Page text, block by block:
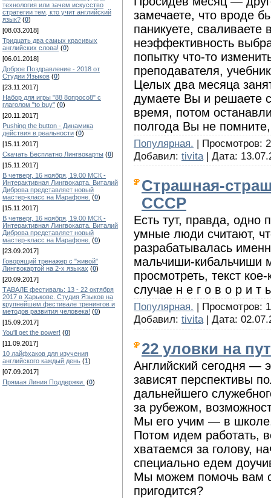
технология или зачем искусство
стратегии тем, кто учит английский
язык? (0)
[08.03.2018]
Тридцать два самых красивых
английских слова! (0)
[06.01.2018]
Доброе Поздравление - 2018 от
Студии Языков (0)
[23.11.2017]
Набор для игры "88 8опросо8" с
глаголом "to buy" (0)
[20.11.2017]
Pushing the button - Динамика
действия в реальности (0)
[15.11.2017]
Скачать Бесплатно Лингвокарты (0)
[15.11.2017]
В четверг, 16 ноября, 19.00 МСК -
Интерактивная Лингвокарта. Виталий
Диброва представляет новый
мастер-класс на Марафоне. (0)
[15.11.2017]
В четверг, 16 ноября, 19.00 МСК -
Интерактивная Лингвокарта. Виталий
Диброва представляет новый
мастер-класс на Марафоне. (0)
[23.09.2017]
Говорящий тренажер с "живой"
Лингвокартой на 2-х языках (0)
[20.09.2017]
ТАВАЛЕ фестиваль: 13 - 22 октября
2017 в Харькове. Студия Языков на
крупнейшем фестивале тренингов и
методов развития человека! (0)
[15.09.2017]
You'll get the power! (0)
[11.09.2017]
10 лайфхаков для изучения
английского каждый день (1)
[07.09.2017]
Прямая Линия Поддержки. (0)
замечаете, что вроде
паникуете, сваливаете
неэффективность
попытку что-то
преподавателя,
Целых два месяца
думаете Вы и решаете
время, потом
полгода Вы не
Популярная. | Просмотров:
Добавил: tivita | Дата:
Страшная-
СССР
Есть тут, правда, одно
умные люди считают,
разрабатывалась
мальчиши-кибальчиши
просмотреть, текст
случае н е г о в о р и т
Популярная. | Просмотров:
Добавил: tivita | Дата:
22 уловки на
Английский сегодня —
зависят перспективы
дальнейшего
за рубежом,
Мы его учим — в школе,
Потом идем работать,
хватаемся за голову,
специально едем
Мы можем помочь вам
пригодится?